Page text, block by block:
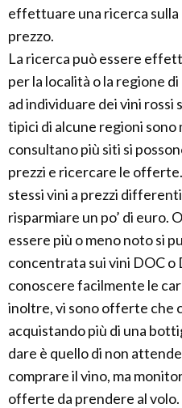
effettuare una ricerca sulla
prezzo.
La ricerca può essere
per la località o la regione
ad individuare dei vini rossi
tipici di alcune regioni sono
consultano più siti si
prezzi e ricercare le
stessi vini a prezzi
risparmiare un po’ di euro.
essere più o meno noto si
concentrata sui vini DOC o
conoscere facilmente le
inoltre, vi sono offerte che
acquistando più di una
dare è quello di non
comprare il vino, ma
offerte da prendere al volo.